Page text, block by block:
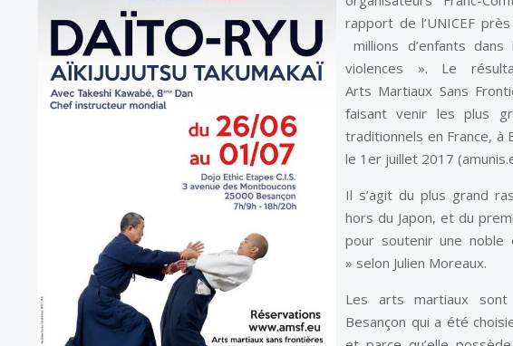
rapport de l’UNICEF
millions d’enfants
violences ». Le
Arts Martiaux Sans
faisant venir les plus
traditionnels en France, à
le 1er juillet 2017
Il s’agit du plus grand
hors du Japon, et du
pour soutenir une noble
» selon Julien Moreaux.
Les arts martiaux sont
Besançon qui a été